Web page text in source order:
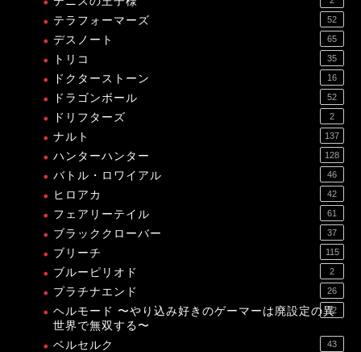
テラフォーマーズ 52
デスノート 65
トリコ 35
ドクターストーン 16
ドラゴンボール 52
ドリフターズ 2
ナルト 137
ハンターハンター 128
バトル・ロワイアル 46
ヒロアカ 42
フェアリーテイル 61
ブラッククローバー 37
ブリーチ 115
ブルーピリオド 2
プラチナエンド 26
ヘルモード 〜やり込み好きのゲーマーは廃設定の異
世界で無双する〜
12
ベルセルク 43